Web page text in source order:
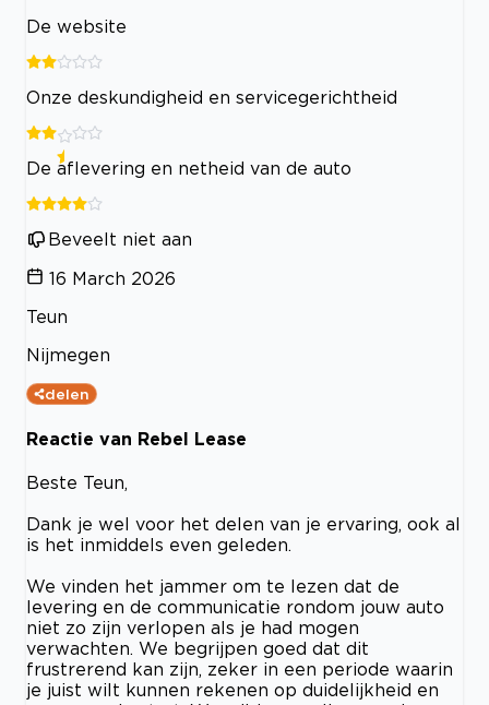
De website
Onze deskundigheid en servicegerichtheid
De aflevering en netheid van de auto
Beveelt niet aan
16 March 2026
Teun
Nijmegen
delen
Reactie van Rebel Lease
Beste Teun,
Dank je wel voor het delen van je ervaring, ook al
is het inmiddels even geleden.
We vinden het jammer om te lezen dat de
levering en de communicatie rondom jouw auto
niet zo zijn verlopen als je had mogen
verwachten. We begrijpen goed dat dit
frustrerend kan zijn, zeker in een periode waarin
je juist wilt kunnen rekenen op duidelijkheid en